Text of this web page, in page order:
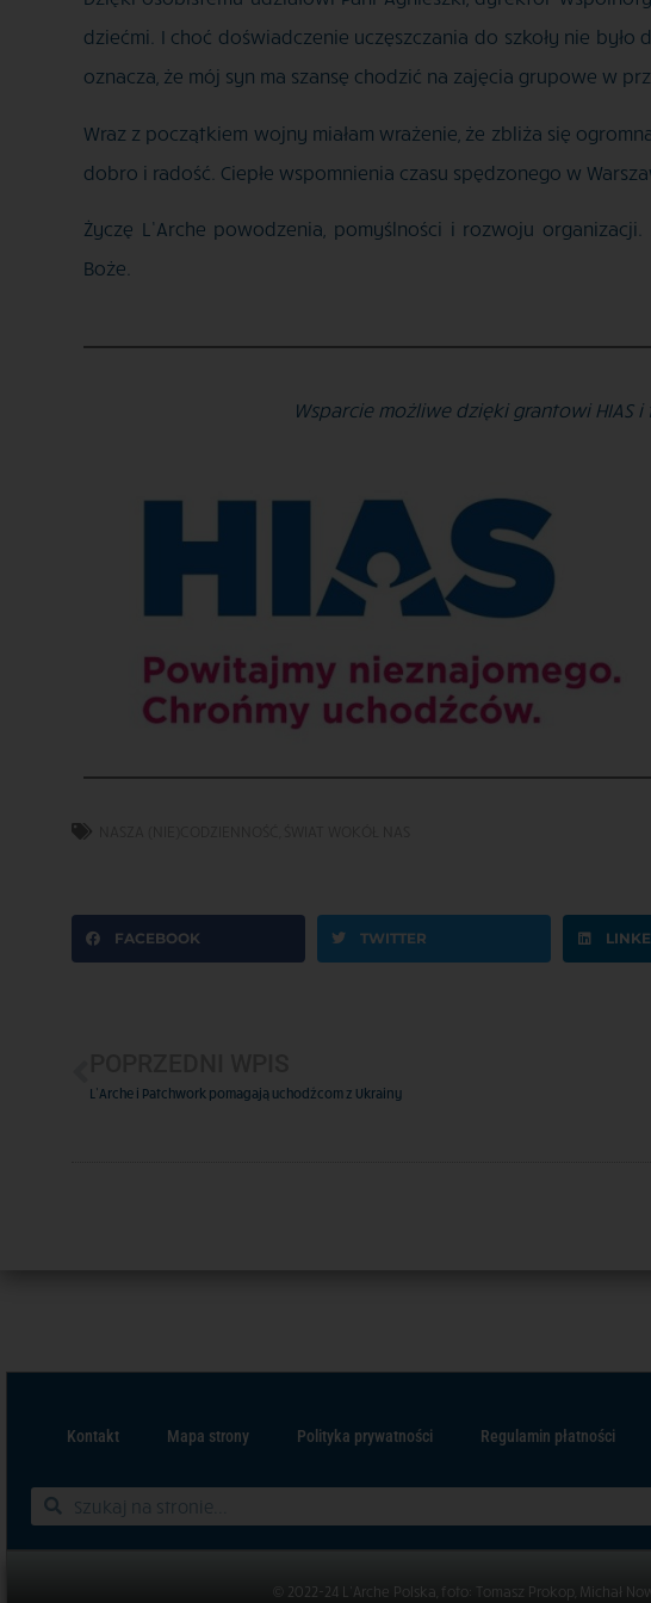
dziećmi. I choć doświadczenie uczęszczania do szkoły nie
oznacza, że mój syn ma szansę chodzić na zajęcia grupowe w
Wraz z początkiem wojny miałam wrażenie, że zbliża się
dobro i radość. Ciepłe wspomnienia czasu spędzonego w
Życzę L’Arche powodzenia, pomyślności i rozwoju
Boże.
Wsparcie możliwe dzięki grantowi HIAS
FACEBOOK TWITTER
L’Arche i Patchwork pomagają uchodźcom z Ukrainy
Kontakt Mapa strony Polityka prywatności Regulamin płatności
© 2022-24 L’Arche Polska, foto: Tomasz Prokop, Michał